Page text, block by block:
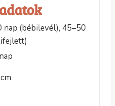
nap (bébilevél), 45–50